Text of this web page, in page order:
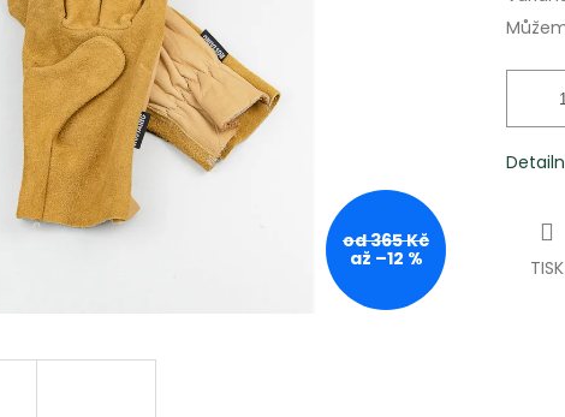
od 365 Kč
až –12 % TISK